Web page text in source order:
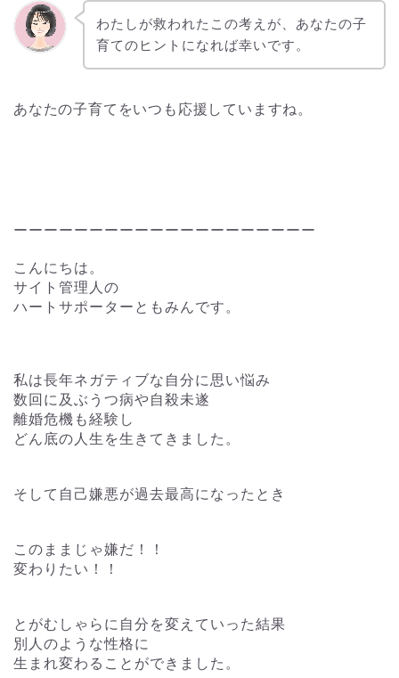
わたしが救われたこの考えが、あなたの子
育てのヒントになれば幸いです。
あなたの子育てをいつも応援していますね。
ーーーーーーーーーーーーーーーーーーーー
こんにちは。
サイト管理人の
ハートサポーターともみんです。
私は長年ネガティブな自分に思い悩み
数回に及ぶうつ病や自殺未遂
離婚危機も経験し
どん底の人生を生きてきました。
そして自己嫌悪が過去最高になったとき
このままじゃ嫌だ！！
変わりたい！！
とがむしゃらに自分を変えていった結果
別人のような性格に
生まれ変わることができました。